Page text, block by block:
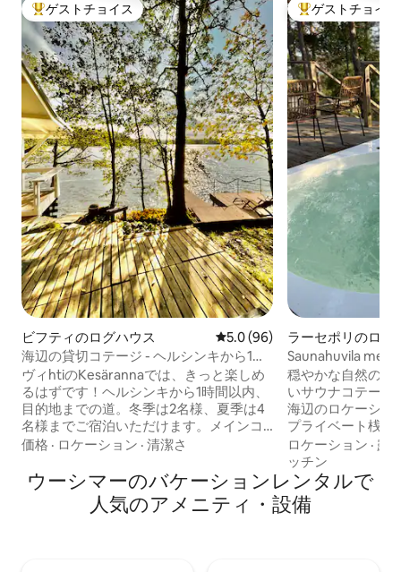
大好評のゲストチョイスです。
ゲストチョイス
ビフティのログハウス レビュー96件、5つ星中5.0つ
5.0 (96)
海辺の貸切コテージ - ヘルシンキから1時
間
ヴィhtiのKesärannaでは、きっと楽しめ
るはずです！ヘルシンキから1時間以内、
目的地までの道。冬季は2名様、夏季は4
名様までご宿泊いただけます。メインコ
テージ（45m2）は通年利用可能です。夏
（12平方メートル）をご利用いただけま
す。メインコテージは海岸に面してお
り、専用の桟橋からヒイデンヴェテ湖に
価格 · ロケーション · 清潔さ
大好評のゲスト
ゲストチョイス
ラーセポリのログ
Saunahuvila
Keloranta
穏やかな自然の中
いサウナコテージ
海辺のロケーショ
プライベート桟橋
にある2人用のダ
ニングエリアはあ
スとガラス張りの
ングテーブルがあ
あります。 ホットタブは1回の滞在につき
ロケーション · 露
ッチン
ウーシマーのバケーションレンタルで
人気のアメニティ・設備